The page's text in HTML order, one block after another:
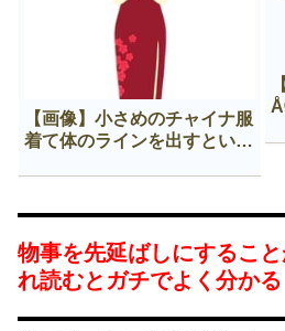
【画像】小さめのチャイナ服
着て体のラインを出すという
物事を先延ばしにするこ
れ読むとガチでよく分かる